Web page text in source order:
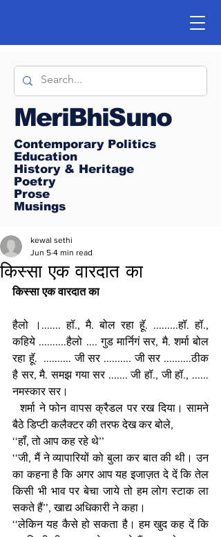
MeriBhiSuno
Contemporary Politics
Education
History & Heritage
Poetry
Prose
Musings
किस्सा एक वारदात का
kewal sethi
Jun 5 4 min read
किस्सा एक वारदात का
हैलो ।....... हॉ., मै. बोल रहा हूॅ. .........हॉ. हॉ.,
कहिये ..........हैलो .... गुड मार्निगं सर, मै. शर्मा बोल
रहा हूॅ.  .......... जी सर .......... जी सर ..........ठीक
है सर, मै. समझ गया सर ....... जी हॉ., जी हॉ., ......
नमस्कार सर।
  शर्मा ने फोन वापस क्रैडल पर रख दिया। सामने
बैठे डिप्टी कलैक्टर की तरफ देख कर बोले,
‘‘हॉं, तो आप कह रहे थे’’
‘‘जी, मैं ने व्यापारियों को बुला कर बात की थी। उन
का कहना है कि अगर आप यह इजाज़त दे दें कि तेल
किसी भी भाव पर बेचा जाये तो हम लोग स्टाक ला
सकते हैं’’, खाद्य अधिकारी ने कहा।
‘‘लेकिन यह कैसे हो सकता है। हम खुद कह दें कि